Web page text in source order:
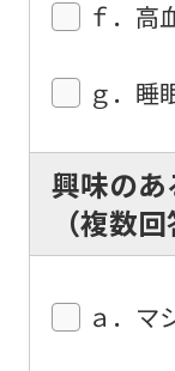
ｆ．高
ｇ．睡
興味の
（複数回
ａ．マ